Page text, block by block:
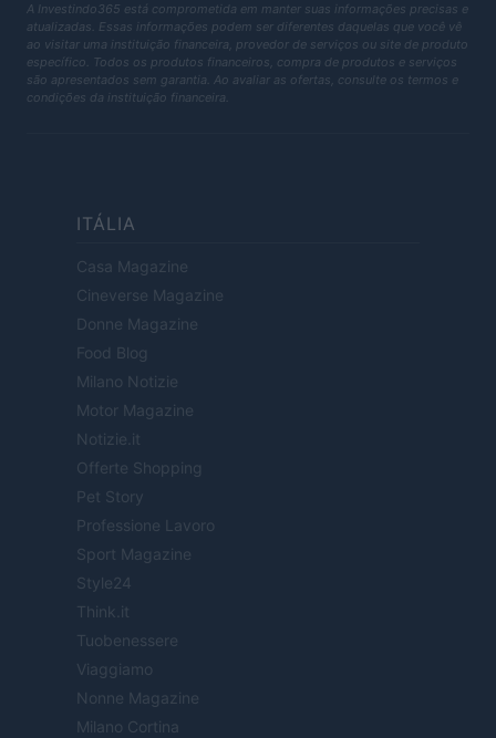
A Investindo365 está comprometida em manter suas informações precisas e
atualizadas. Essas informações podem ser diferentes daquelas que você vê
ao visitar uma instituição financeira, provedor de serviços ou site de produto
específico. Todos os produtos financeiros, compra de produtos e serviços
são apresentados sem garantia. Ao avaliar as ofertas, consulte os termos e
condições da instituição financeira.
ITÁLIA
Casa Magazine
Cineverse Magazine
Donne Magazine
Food Blog
Milano Notizie
Motor Magazine
Notizie.it
Offerte Shopping
Pet Story
Professione Lavoro
Sport Magazine
Style24
Think.it
Tuobenessere
Viaggiamo
Nonne Magazine
Milano Cortina